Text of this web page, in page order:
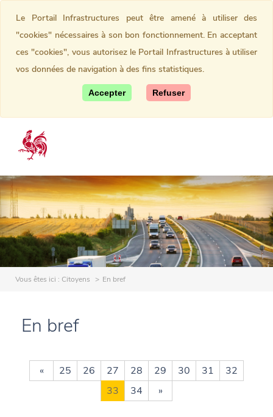
Vous êtes ici : Citoyens En bref
En bref
« 25 26 27 28 29 30 31
32
33
34 »
Le Portail Infrastructures peut être amené à utiliser des
"cookies" nécessaires à son bon fonctionnement. En acceptant
ces "cookies", vous autorisez le Portail Infrastructures à utiliser
vos données de navigation à des fins statistiques.
Accepter Refuser